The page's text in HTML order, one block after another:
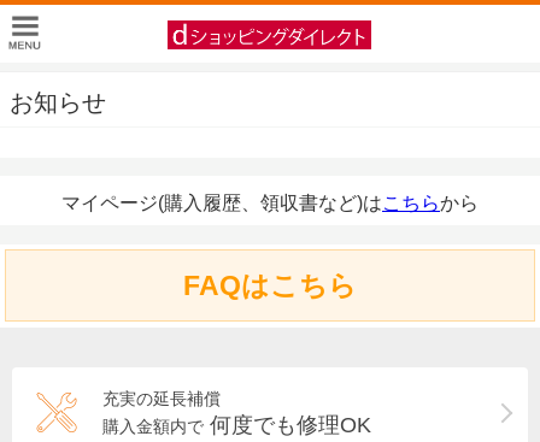
お知らせ
マイページ(購入履歴、領収書など)はこちらから
FAQはこちら
充実の延長補償
購入金額内で 何度でも修理OK